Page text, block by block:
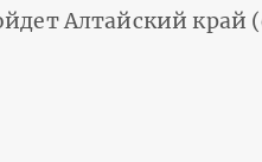
Алтайский